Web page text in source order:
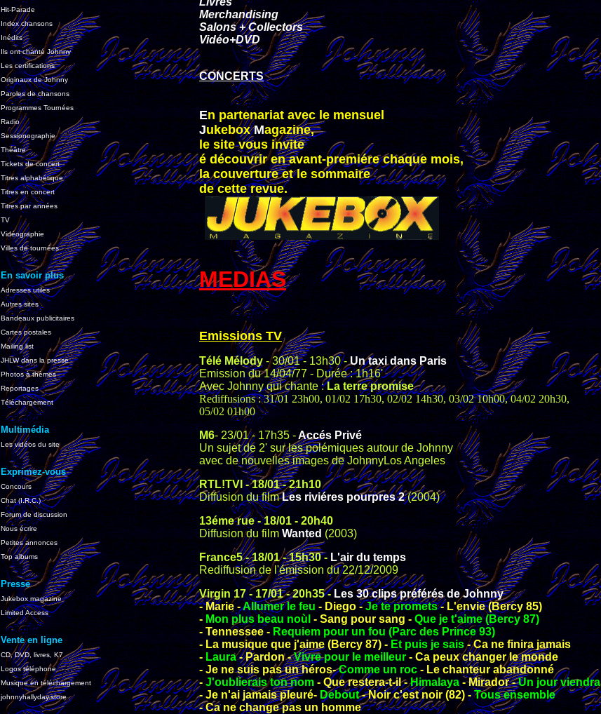
Hit-Parade
Index chansons
Inédits
Ils ont chanté Johnny
Les certifications
Originaux de Johnny
Paroles de chansons
Programmes Tournées
Radio
Sessionographie
Théâtre
Tickets de concert
Titres alphabétique
Titres en concert
Titres par années
TV
Vidéographie
Villes de tournées
En savoir plus
Adresses utiles
Autres sites
Bandeaux publicitaires
Cartes postales
Mailing list
JHLW dans la presse
Photos à thèmes
Reportages
Téléchargement
Multimédia
Les vidéos du site
Exprimez-vous
Concours
Chat (I.R.C.)
Forum de discussion
Nous écrire
Petites annonces
Top albums
Presse
Jukebox magazine
Limited Access
Vente en ligne
CD, DVD, livres, K7
Logos téléphone
Musique en téléchargement
johnnyhallyday.store
Merchandising
Salons + Collectors
Vidéo+DVD
CONCERTS
En partenariat avec le mensuel
JukeboxMagazine,
le site vous invite
é découvrir en avant-premiére chaque mois,
la couverture et le sommaire
de cette revue.
MEDIAS
Emissions TV
Télé Mélody- 30/01 - 13h30 -Un taxi dans Paris
Emission du 14/04/77 - Durée : 1h16'
Avec Johnny qui chante :La terre promise
Rediffusions : 31/01 23h00, 01/02 17h30, 02/02 14h30, 03/02 10h00, 04/02 20h30,
05/02 01h00
M6- 23/01 - 17h35 -Accés Privé
Un sujet de 2' sur les polémiques autour de Johnny
avec de nouvelles images de JohnnyLos Angeles
RTL!TVI-18/01-21h10
Diffusion du filmLes riviéres pourpres 2(2004)
13éme rue-18/01-20h40
Diffusion du filmWanted(2003)
France5-18/01-15h30 -L'air du temps
Rediffusion de l'émission du 22/12/2009
Virgin 17-17/01-20h35 -Les 30 clips préférés de Johnny
- Marie -Allumer le feu- Diego -Je te promets- L'envie (Bercy 85)
-Mon plus beau noùl -Sang pour sang -Que je t'aime (Bercy 87)
- Tennessee -Requiem pour un fou (Parc des Prince 93)
- La musique que j'aime (Bercy 87) -Et puis je sais- Ca ne finira jamais
- Laura- Pardon -Vivre pour le meilleur- Ca peux changer le monde
- Je ne suis pas un héros-Comme un roc- Le chanteur abandonné
-J'oublierais ton nom - Que restera-t-il -Himalaya- Mirador -Un jour viendra
- Je n'ai jamais pleuré-Debout- Noir c'est noir (82) -Tous ensemble
- Ca ne change pas un homme